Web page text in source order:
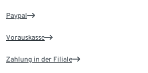
Paypal
Vorauskasse
Zahlung in der Filiale